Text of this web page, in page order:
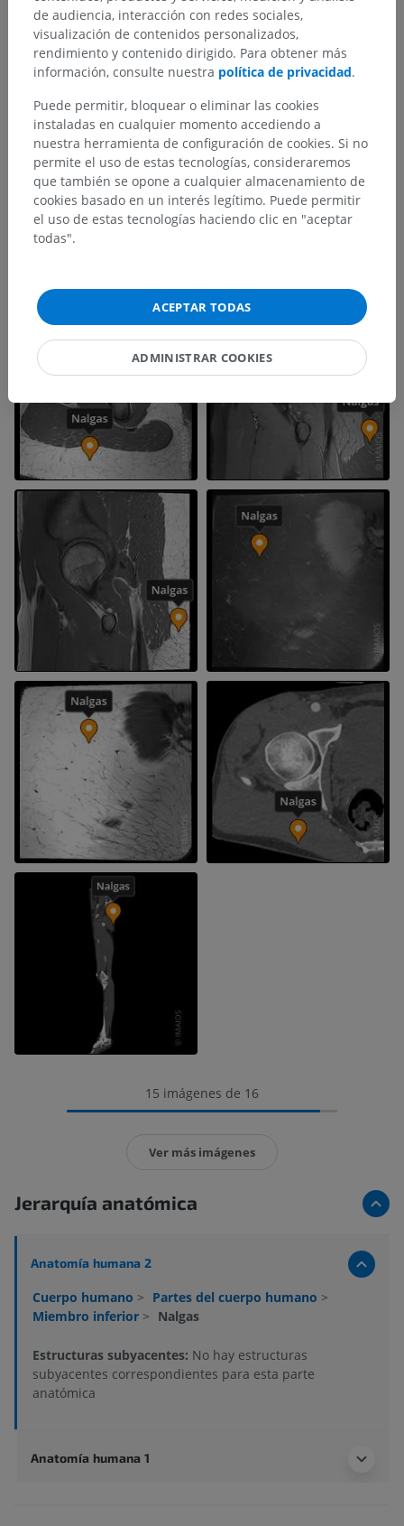
15 imágenes de 16
Ver más imágenes
Jerarquía anatómica
Anatomía humana 2
Cuerpo humano > Partes del cuerpo humano >
Miembro inferior > Nalgas
Estructuras subyacentes: No hay estructuras
subyacentes correspondientes para esta parte
anatómica
Anatomía humana 1
de audiencia, interacción con redes sociales,
visualización de contenidos personalizados,
rendimiento y contenido dirigido. Para obtener más
información, consulte nuestra política de privacidad.
Puede permitir, bloquear o eliminar las cookies
instaladas en cualquier momento accediendo a
nuestra herramienta de configuración de cookies. Si no
permite el uso de estas tecnologías, consideraremos
que también se opone a cualquier almacenamiento de
cookies basado en un interés legítimo. Puede permitir
el uso de estas tecnologías haciendo clic en "aceptar
todas".
ACEPTAR TODAS
ADMINISTRAR COOKIES